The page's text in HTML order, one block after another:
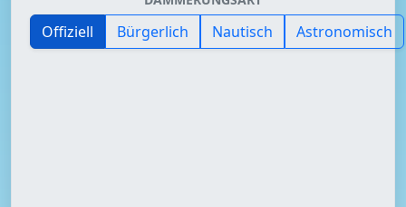
Offiziell Bürgerlich Nautisch Astronomisch